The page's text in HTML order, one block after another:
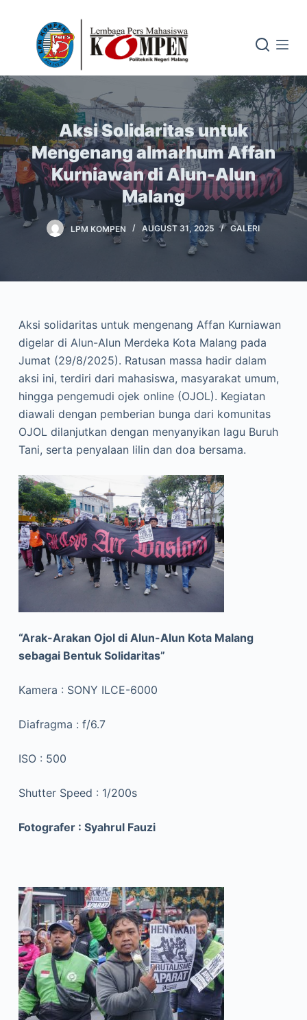
t
o
o
n
t
e
n
Aksi Solidaritas untuk
Mengenang almarhum Affan
Kurniawan di Alun-Alun
Malang
LPM KOMPEN AUGUST 31, 2025 GALERI
Aksi solidaritas untuk mengenang Affan Kurniawan
digelar di Alun-Alun Merdeka Kota Malang pada
Jumat (29/8/2025). Ratusan massa hadir dalam
aksi ini, terdiri dari mahasiswa, masyarakat umum,
hingga pengemudi ojek online (OJOL). Kegiatan
diawali dengan pemberian bunga dari komunitas
OJOL dilanjutkan dengan menyanyikan lagu Buruh
Tani, serta penyalaan lilin dan doa bersama.
“Arak-Arakan Ojol di Alun-Alun Kota Malang
sebagai Bentuk Solidaritas”
Kamera : SONY ILCE-6000
Diafragma : f/6.7
ISO : 500
Shutter Speed : 1/200s
Fotografer : Syahrul Fauzi